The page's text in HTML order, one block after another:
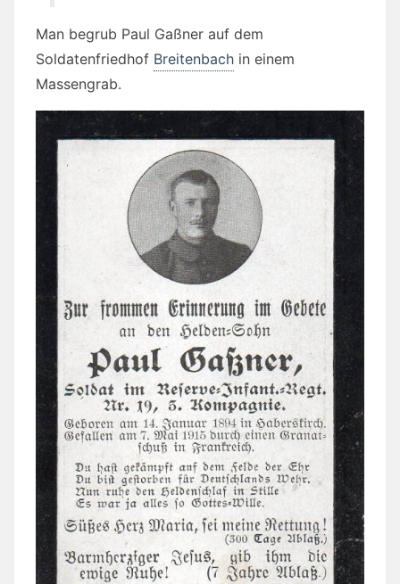
Man begrub Paul Gaßner auf dem
Soldatenfriedhof Breitenbach in einem
Massengrab.